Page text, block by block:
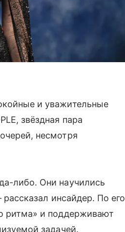
и уважительные
звёздная пара
несмотря
либо. Они научились
инсайдер. По его
ритма» и поддерживают
задачей.